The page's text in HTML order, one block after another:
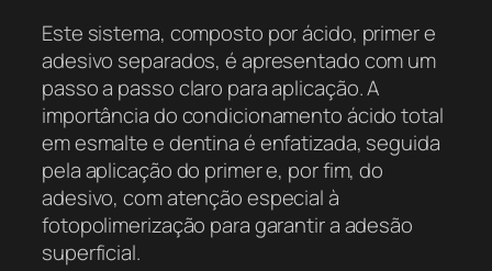
Este sistema, composto por ácido, primer e
adesivo separados, é apresentado com um
passo a passo claro para aplicação. A
importância do condicionamento ácido total
em esmalte e dentina é enfatizada, seguida
pela aplicação do primer e, por fim, do
adesivo, com atenção especial à
fotopolimerização para garantir a adesão
superficial.